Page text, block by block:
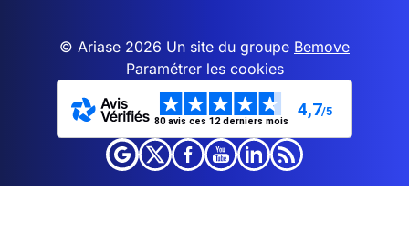
© Ariase 2026 Un site du groupe Bemove
Paramétrer les cookies
80 avis ces 12 derniers mois
4,7/5